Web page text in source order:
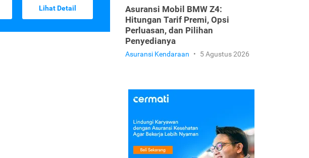
Lihat Detail
Asuransi Mobil BMW Z4:
Hitungan Tarif Premi, Opsi
Perluasan, dan Pilihan
Penyedianya
Asuransi Kendaraan • 5 Agustus 2026